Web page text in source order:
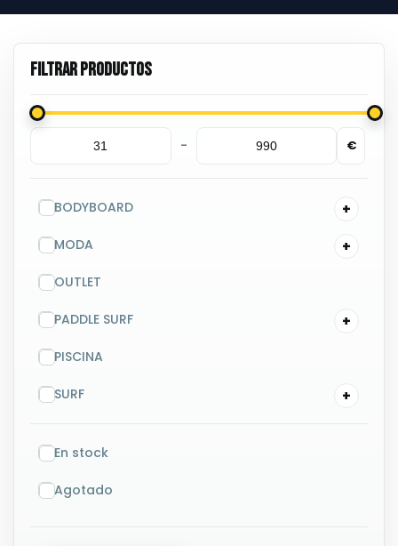
€
Minimum Price
- Maximum Price
BODYBOARD
MODA
OUTLET
PADDLE SURF
PISCINA
SURF
En stock
Agotado